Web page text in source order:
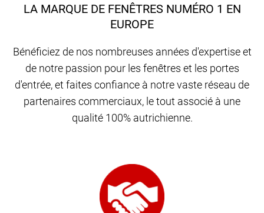
LA MARQUE DE FENÊTRES NUMÉRO 1 EN
EUROPE
Bénéficiez de nos nombreuses années d'expertise et
de notre passion pour les fenêtres et les portes
d'entrée, et faites confiance à notre vaste réseau de
partenaires commerciaux, le tout associé à une
qualité 100% autrichienne.